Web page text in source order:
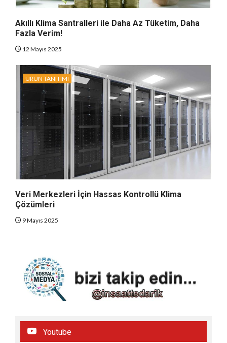
Akıllı Klima Santralleri ile Daha Az Tüketim, Daha
Fazla Verim!
12 Mayıs 2025
ÜRÜN TANITIMI
Veri Merkezleri İçin Hassas Kontrollü Klima
Çözümleri
9 Mayıs 2025
Youtube